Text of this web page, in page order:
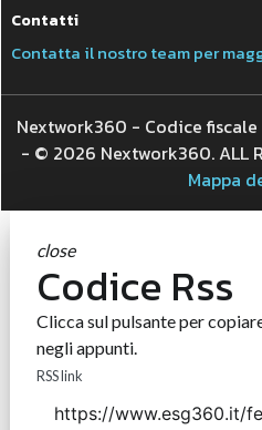
Contatti
Contatta il nostro team per
Nextwork360 - Codice
- © 2026 Nextwork360. ALL
Mappa
close
Codice Rss
Clicca sul pulsante per
negli appunti.
RSS link